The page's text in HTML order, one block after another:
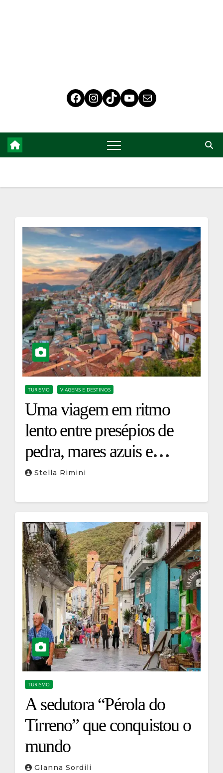
TURISMO VIAGENS E DESTINOS
Uma viagem em ritmo
lento entre presépios de
pedra, mares azuis e
sabores ancestrais
Stella Rimini
TURISMO
A sedutora “Pérola do
Tirreno” que conquistou o
mundo
GIanna Sordili